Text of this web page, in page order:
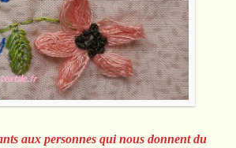
aux personnes qui nous donnent du